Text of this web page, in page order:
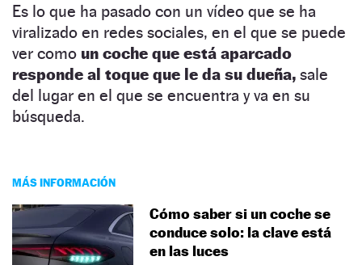
Es lo que ha pasado con un vídeo que se ha
viralizado en redes sociales, en el que se puede
ver como un coche que está aparcado
responde al toque que le da su dueña, sale
del lugar en el que se encuentra y va en su
búsqueda.
MÁS INFORMACIÓN
Cómo saber si un coche se
conduce solo: la clave está
en las luces